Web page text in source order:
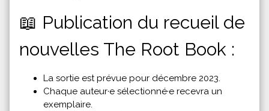
📖 Publication du recueil de
nouvelles The Root Book :
La sortie est prévue pour décembre 2023.
Chaque auteur·e sélectionné·e recevra un
exemplaire.